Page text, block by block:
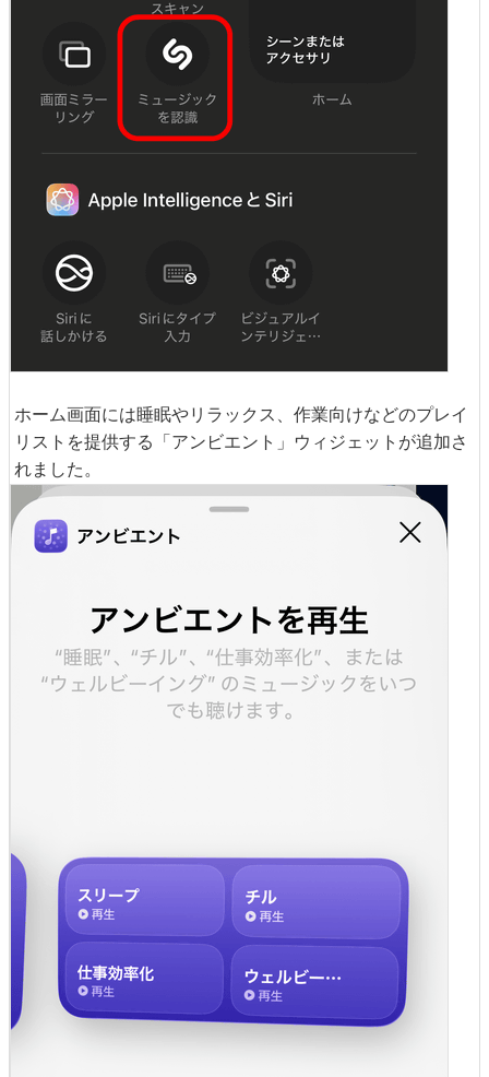
ホーム画面には睡眠やリラックス、作業向けなどのプレイ
リストを提供する「アンビエント」ウィジェットが追加さ
れました。